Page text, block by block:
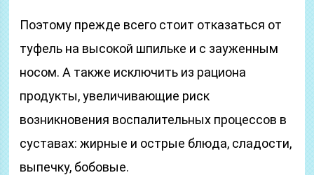
Поэтому прежде всего стоит отказаться от
туфель на высокой шпильке и с зауженным
носом. А также исключить из рациона
продукты, увеличивающие риск
возникновения воспалительных процессов в
суставах: жирные и острые блюда, сладости,
выпечку, бобовые.